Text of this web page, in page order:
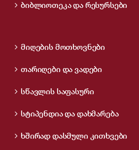
ბიბლიოთეკა და რესურსები
მიღების მოთხოვნები
თარიღები და ვადები
სწავლის საფასური
სტიპენდია და დახმარება
ხშირად დასმული კითხვები